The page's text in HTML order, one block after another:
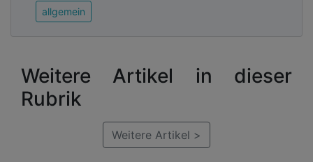
allgemein
Weitere Artikel in dieser
Rubrik
Weitere Artikel >